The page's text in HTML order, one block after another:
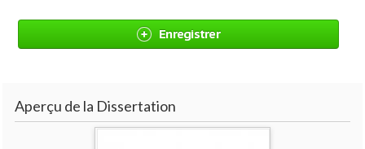
Enregistrer
Aperçu de la Dissertation